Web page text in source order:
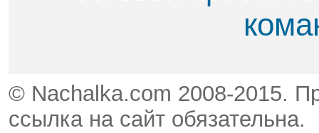
© Nachalka.com 2008-2015.
ссылка на сайт обязательна.